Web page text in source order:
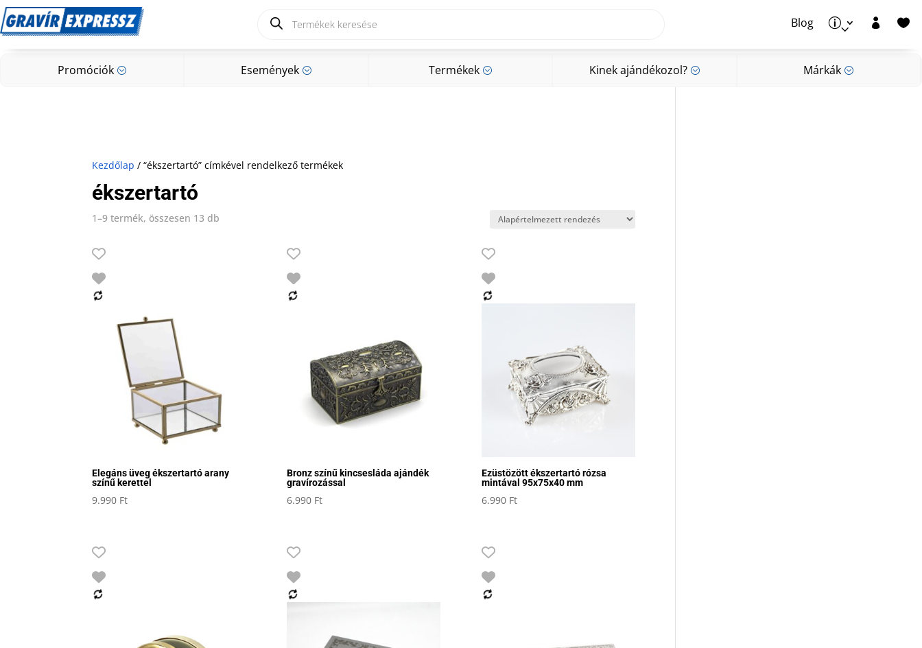
search Blog p  
Promóciók ; Események ; Termékek ; Kinek ajándékozol? ; Márkák ;
Promóciók; Események; Márkák;
Kezdőlap / “ékszertartó” címkével rendelkező termékek
ékszertartó
1–9 termék, összesen 13 db
Elegáns üveg ékszertartó arany
színű kerettel
9.990 Ft
Bronz színű kincsesláda ajándék
gravírozással
6.990 Ft
Ezüstözött ékszertartó rózsa
mintával 95x75x40 mm
6.990 Ft